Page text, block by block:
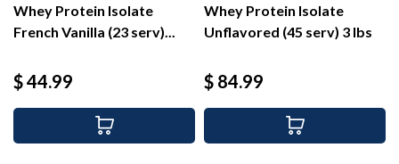
Whey Protein Isolate
French Vanilla (23 serv)...
Precio
$ 44.99
Whey Protein Isolate
Unflavored (45 serv) 3 lbs
Precio
$ 84.99